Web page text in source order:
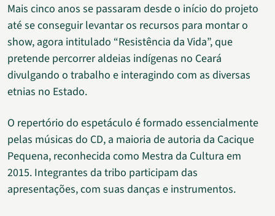
Mais cinco anos se passaram desde o início do projeto
até se conseguir levantar os recursos para montar o
show, agora intitulado “Resistência da Vida”, que
pretende percorrer aldeias indígenas no Ceará
divulgando o trabalho e interagindo com as diversas
etnias no Estado.
O repertório do espetáculo é formado essencialmente
pelas músicas do CD, a maioria de autoria da Cacique
Pequena, reconhecida como Mestra da Cultura em
2015. Integrantes da tribo participam das
apresentações, com suas danças e instrumentos.